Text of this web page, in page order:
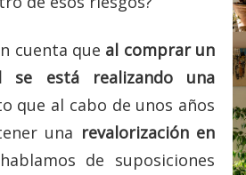
cuenta que al comprar un
se está realizando una
que al cabo de unos años
una revalorización en
de suposiciones